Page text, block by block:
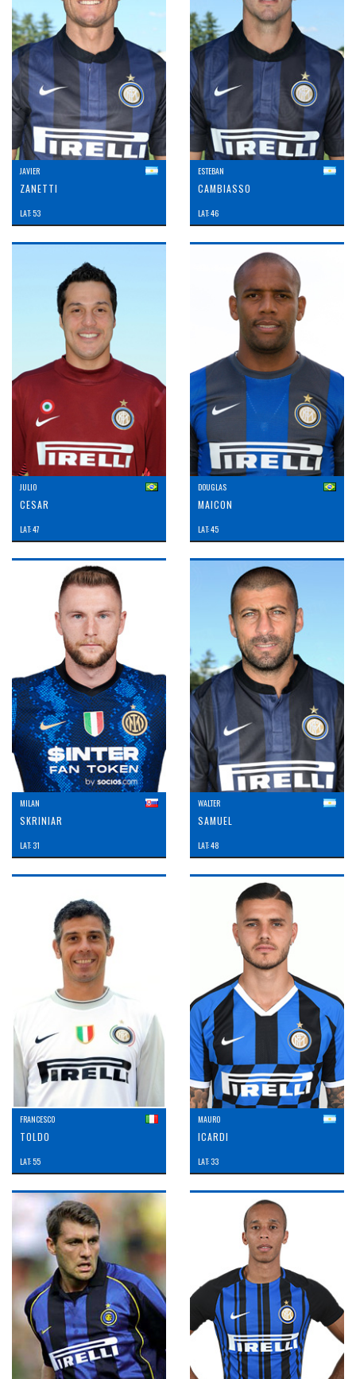
JAVIER
ZANETTI
LAT: 53
ESTEBAN
CAMBIASSO
LAT: 46
JULIO
CESAR
LAT: 47
DOUGLAS
MAICON
LAT: 45
MILAN
SKRINIAR
LAT: 31
WALTER
SAMUEL
LAT: 48
FRANCESCO
TOLDO
LAT: 55
MAURO
ICARDI
LAT: 33